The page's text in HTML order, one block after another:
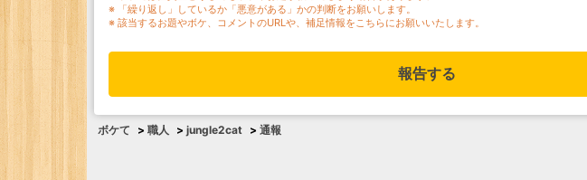
※ 「繰り返し」しているか「悪意がある」かの判断をお願いします。
※ 該当するお題やボケ、コメントのURLや、補足情報をこちらにお願いいたします。
報告する
ボケて > 職人 > jungle2cat > 通報